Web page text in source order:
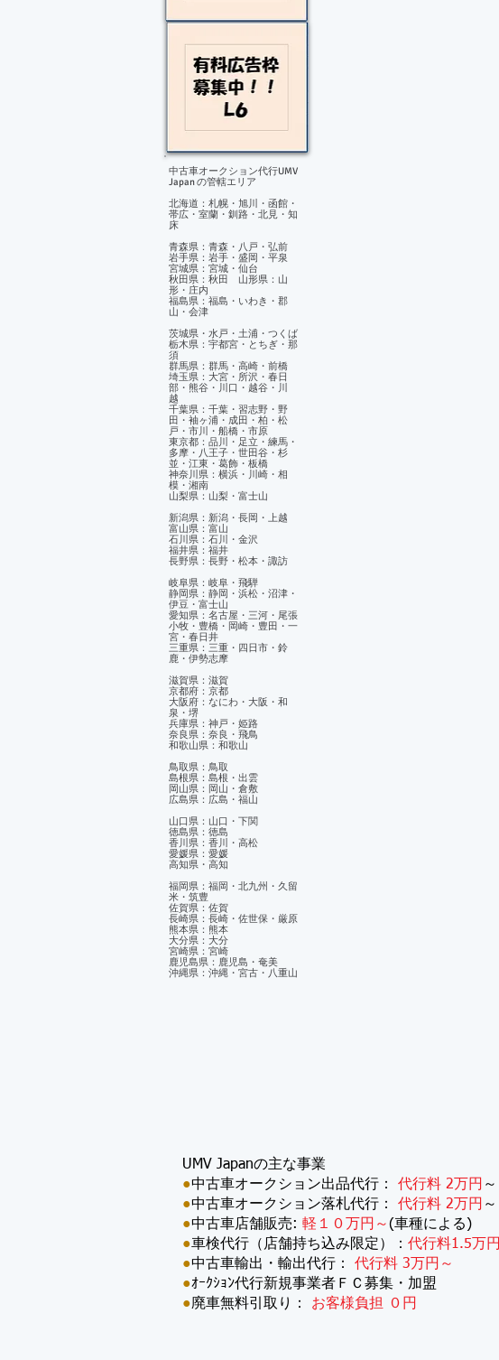
中古車オークション代行UMV
Japan の管轄エリア
北海道：札幌・旭川・函館・
帯広・室蘭・釧路・北見・知
床
青森県：青森・八戸・弘前
岩手県：岩手・盛岡・平泉
宮城県：宮城・仙台
秋田県：秋田 山形県：山
形・庄内
福島県：福島・いわき・郡
山・会津
茨城県・水戸・土浦・つくば
栃木県：宇都宮・とちぎ・那
須
群馬県：群馬・高崎・前橋
埼玉県：大宮・所沢・春日
部・熊谷・川口・越谷・川
越
千葉県：千葉・習志野・野
田・袖ヶ浦・成田・柏・松
戸・市川・船橋・市原
東京都：品川・足立・練馬・
多摩・八王子・世田谷・杉
並・江東・葛飾・板橋
神奈川県：横浜・川崎・相
模・湘南
山梨県：山梨・富士山
新潟県：新潟・長岡・上越
富山県：富山
石川県：石川・金沢
福井県：福井
長野県：長野・松本・諏訪
岐阜県：岐阜・飛騨
静岡県：静岡・浜松・沼津・
伊豆・富士山
​愛知県：名古屋・三河・尾張
小牧・豊橋・岡崎・豊田・一
宮・春日井
三重県：三重・四日市・鈴
鹿・伊勢志摩
滋賀県：滋賀
京都府：京都
大阪府：なにわ・大阪・和
泉・堺
兵庫県：神戸・姫路
奈良県：奈良・飛鳥
和歌山県：和歌山
鳥取県：鳥取
島根県：島根・出雲
岡山県：岡山・倉敷
広島県：広島・福山
山口県：山口・下関
徳島県：徳島
香川県：香川・高松
愛媛県：愛媛
​高知県・高知
福岡県：福岡・北九州・久留
米・筑豊
佐賀県：佐賀
長崎県：長崎・佐世保・厳原
熊本県：熊本
大分県：大分
宮崎県：宮崎
鹿児島県：鹿児島・奄美
沖縄県：沖縄・宮古・八重山
UMV Japanの主な事業
●中古車オークション出品代行： 代行料 2万円 ～
●中古車オークション落札代行： 代行料 2万円 ～
●中古車店舗販売: 軽１０万円～(車種による)
●車検代行（店舗持ち込み限定）： 代行料1.5万円
●中古車輸出・輸出代行： 代行料 3万円～
●ｵｰｸｼｮﾝ代行新規事業者ＦＣ募集・加盟
●廃車無料引取り： お客様負担 ０円